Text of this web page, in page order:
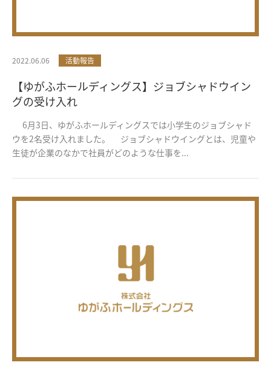
2022.06.06 活動報告
【ゆがふホールディングス】ジョブシャドウイン
グの受け入れ
6月3日、ゆがふホールディングスでは小学生のジョブシャド
ウを2名受け入れました。 ジョブシャドウイングとは、児童や
生徒が企業のなかで社員がどのような仕事を...